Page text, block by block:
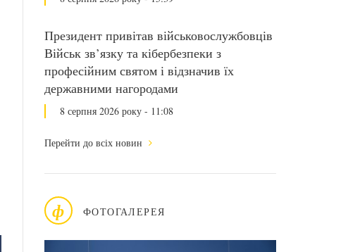
Президент привітав військовослужбовців
Військ зв’язку та кібербезпеки з
професійним святом і відзначив їх
державними нагородами
8 серпня 2026 року - 11:08
Перейти до всіх новин
ф ФОТОГАЛЕРЕЯ